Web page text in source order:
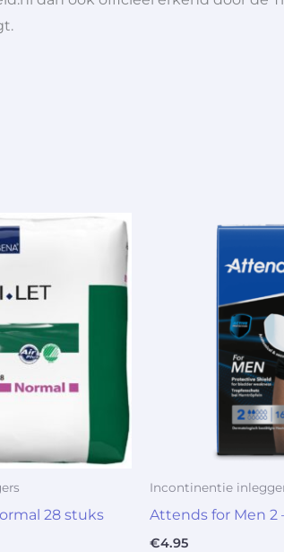
28 stuks
Incontinentie
Attends for Men 2
€4.95